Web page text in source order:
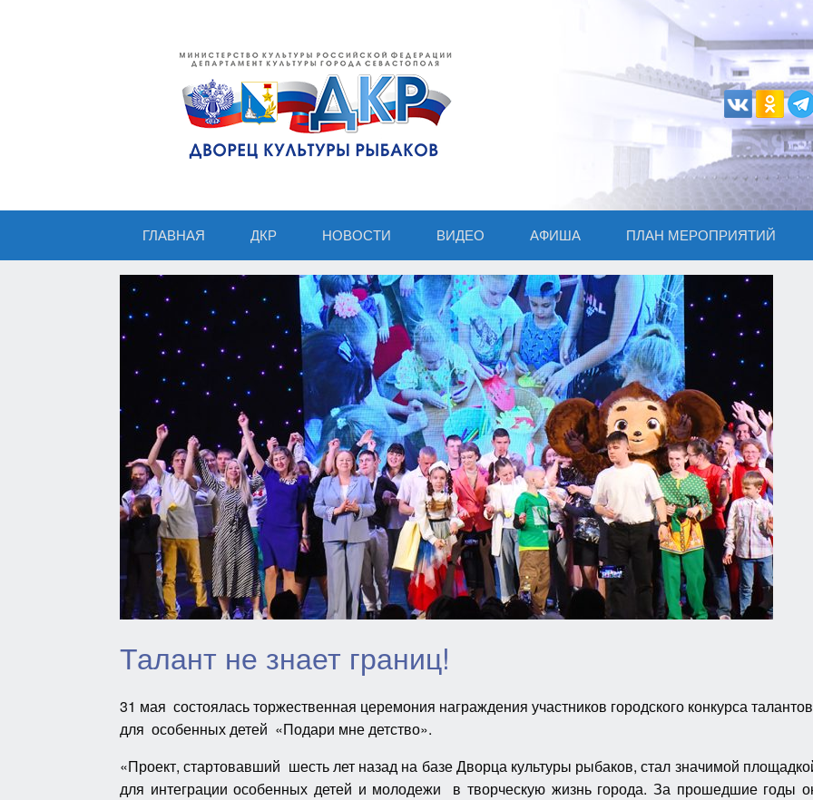
ГЛАВНАЯ ДКР НОВОСТИ ВИДЕО АФИША ПЛАН МЕРОПРИЯТИЙ
Талант не знает границ!
31 мая состоялась торжественная церемония награждения участников городского конкурса талантов
для особенных детей «Подари мне детство».
«Проект, стартовавший шесть лет назад на базе Дворца культуры рыбаков, стал значимой
для интеграции особенных детей и молодежи в творческую жизнь города. За прошедшие годы